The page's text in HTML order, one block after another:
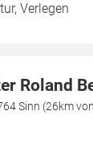
Verlegen
Roland
Sinn (26km